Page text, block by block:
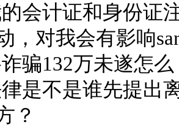
会计证和身份证
，对我会有影响
骗132万未遂怎么
是不是谁先提出
？